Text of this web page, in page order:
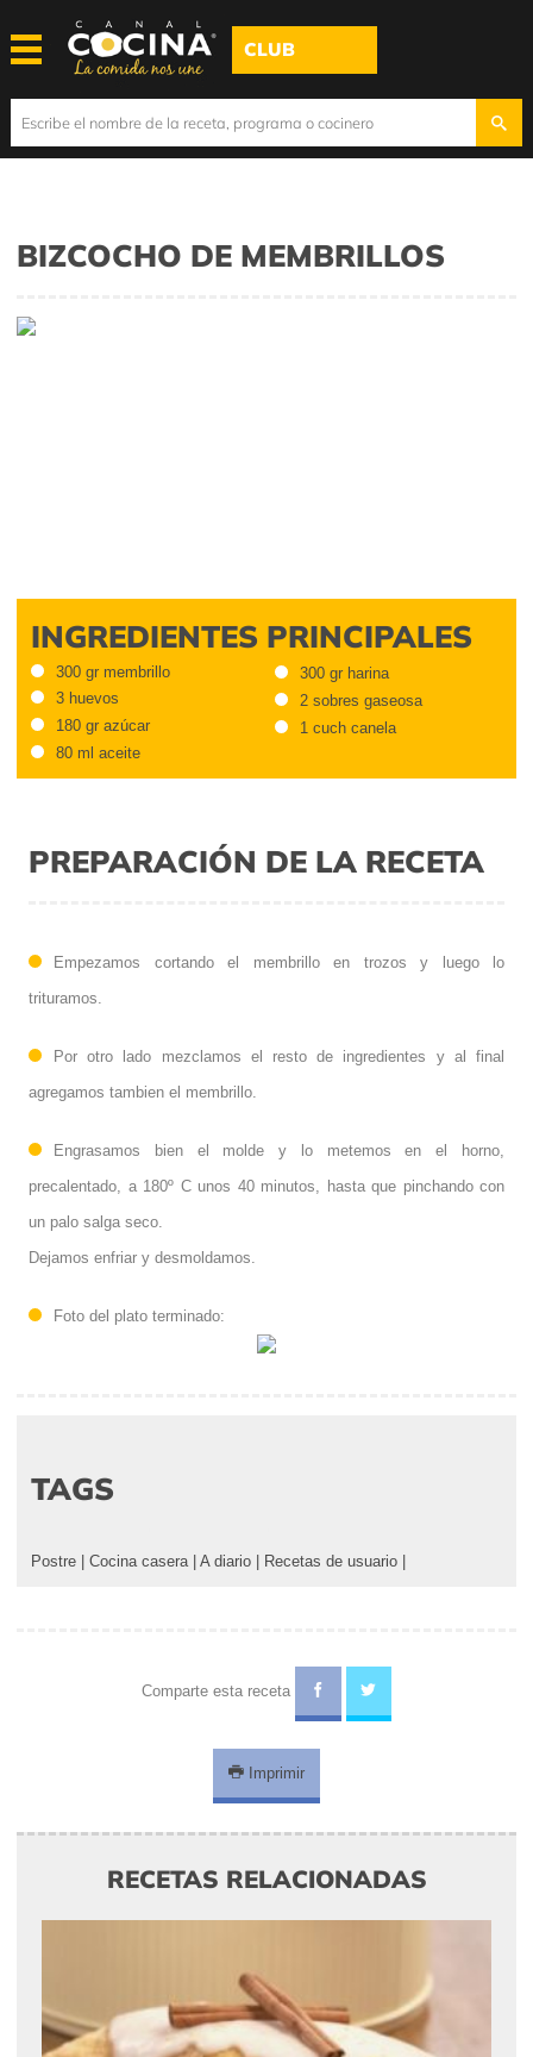
CLUB
BIZCOCHO DE MEMBRILLOS
INGREDIENTES PRINCIPALES
300 gr membrillo
3 huevos
180 gr azúcar
80 ml aceite
300 gr harina
2 sobres gaseosa
1 cuch canela
PREPARACIÓN DE LA RECETA
Empezamos cortando el membrillo en trozos y luego lo
trituramos.
Por otro lado mezclamos el resto de ingredientes y al final
agregamos tambien el membrillo.
Engrasamos bien el molde y lo metemos en el horno,
precalentado, a 180º C unos 40 minutos, hasta que pinchando con
un palo salga seco.
Dejamos enfriar y desmoldamos.
Foto del plato terminado:
TAGS
Postre Cocina casera A diario Recetas de usuario
Comparte esta receta
Imprimir
RECETAS RELACIONADAS